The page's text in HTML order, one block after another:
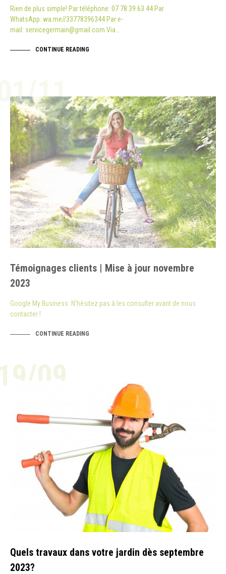
Rien de plus simple! Par téléphone: 07 78 39 63 44 Par
WhatsApp: wa.me//33778396344 Par e-
mail: servicegermain@gmail.com Via…
CONTINUE READING
11
ACTUALITÉ
Témoignages clients | Mise à jour novembre
2023
Google My Business N’hésitez pas à les consulter avant de nous
contacter !
CONTINUE READING
09
Quels travaux dans votre jardin dès septembre
2023?